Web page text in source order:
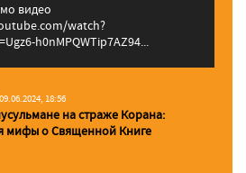
видео
watch?
h0nMPQWTip7AZ94...
18:56
на страже Корана:
мифы о Священной Книге